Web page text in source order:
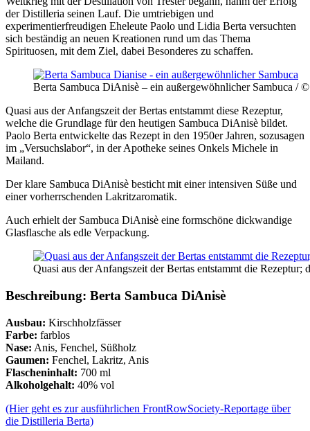
der Distilleria seinen Lauf. Die umtriebigen und
experimentierfreudigen Eheleute Paolo und Lidia Berta versuchten
sich beständig an neuen Kreationen rund um das Thema
Spirituosen, mit dem Ziel, dabei Besonderes zu schaffen.
Berta Sambuca DiAnisè – ein außergewöhnlicher Sambuca /
Quasi aus der Anfangszeit der Bertas entstammt diese Rezeptur,
welche die Grundlage für den heutigen Sambuca DiAnisè bildet.
Paolo Berta entwickelte das Rezept in den 1950er Jahren, sozusagen
im „Versuchslabor“, in der Apotheke seines Onkels Michele in
Mailand.
Der klare Sambuca DiAnisè besticht mit einer intensiven Süße und
einer vorherrschenden Lakritzaromatik.
Auch erhielt der Sambuca DiAnisè eine formschöne dickwandige
Glasflasche als edle Verpackung.
Quasi aus der Anfangszeit der Bertas entstammt die
Beschreibung: Berta Sambuca DiAnisè
Ausbau: Kirschholzfässer
Farbe: farblos
Nase: Anis, Fenchel, Süßholz
Gaumen: Fenchel, Lakritz, Anis
Flascheninhalt: 700 ml
Alkoholgehalt: 40% vol
(Hier geht es zur ausführlichen FrontRowSociety-Reportage über
die Distilleria Berta)